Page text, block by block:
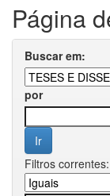
Página
Buscar em:
por
Filtros correntes: